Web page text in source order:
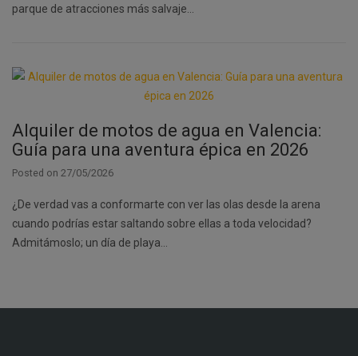
parque de atracciones más salvaje…
Alquiler de motos de agua en Valencia:
Guía para una aventura épica en 2026
Posted on 27/05/2026
¿De verdad vas a conformarte con ver las olas desde la arena
cuando podrías estar saltando sobre ellas a toda velocidad?
Admitámoslo; un día de playa…